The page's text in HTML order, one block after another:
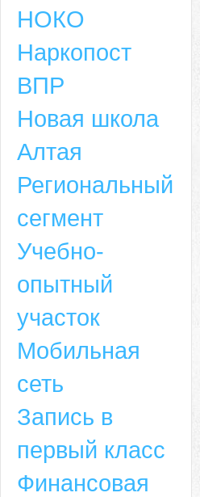
НОКО
Наркопост
ВПР
Новая школа
Алтая
Региональный
сегмент
Учебно-
опытный
участок
Мобильная
сеть
Запись в
первый класс
Финансовая